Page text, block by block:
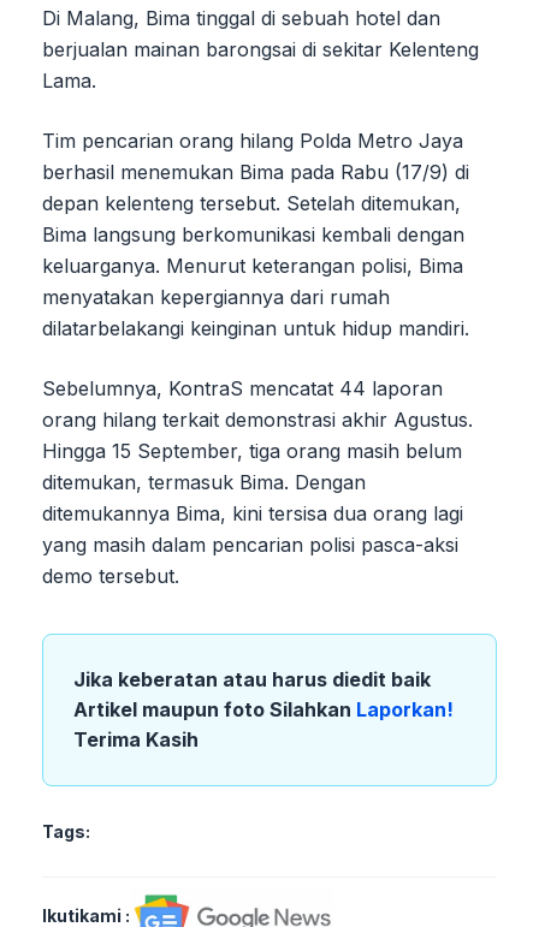
Di Malang, Bima tinggal di sebuah hotel dan
berjualan mainan barongsai di sekitar Kelenteng
Lama.
Tim pencarian orang hilang Polda Metro Jaya
berhasil menemukan Bima pada Rabu (17/9) di
depan kelenteng tersebut. Setelah ditemukan,
Bima langsung berkomunikasi kembali dengan
keluarganya. Menurut keterangan polisi, Bima
menyatakan kepergiannya dari rumah
dilatarbelakangi keinginan untuk hidup mandiri.
Sebelumnya, KontraS mencatat 44 laporan
orang hilang terkait demonstrasi akhir Agustus.
Hingga 15 September, tiga orang masih belum
ditemukan, termasuk Bima. Dengan
ditemukannya Bima, kini tersisa dua orang lagi
yang masih dalam pencarian polisi pasca-aksi
demo tersebut.
Jika keberatan atau harus diedit baik
Artikel maupun foto Silahkan Laporkan!
Terima Kasih
Tags:
Ikutikami :